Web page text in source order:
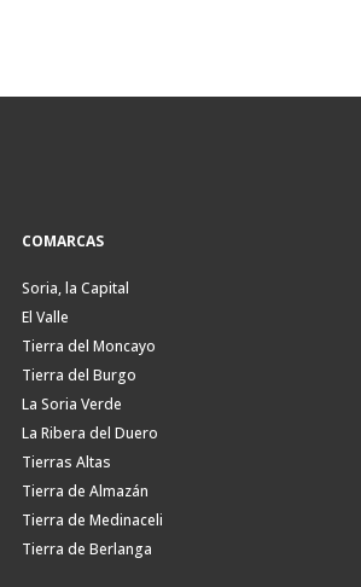
COMARCAS
Soria, la Capital
El Valle
Tierra del Moncayo
Tierra del Burgo
La Soria Verde
La Ribera del Duero
Tierras Altas
Tierra de Almazán
Tierra de Medinaceli
Tierra de Berlanga